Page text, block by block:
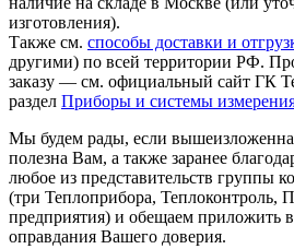
изготовления).
Также см. способы доставки и
другими) по всей территории РФ.
заказу — см. официальный сайт ГК
раздел Приборы и системы
Мы будем рады, если
полезна Вам, а также заранее
любое из представительств группы
(три Теплоприбора, Теплоконтроль,
предприятия) и обещаем приложить
оправдания Вашего доверия.